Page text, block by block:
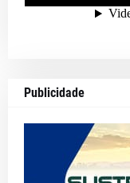
Publicidade